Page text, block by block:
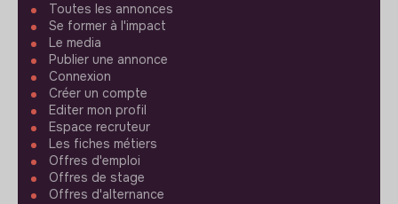
Toutes les annonces
Se former à l'impact
Le media
Publier une annonce
Connexion
Créer un compte
Editer mon profil
Espace recruteur
Les fiches métiers
Offres d'emploi
Offres de stage
Offres d'alternance